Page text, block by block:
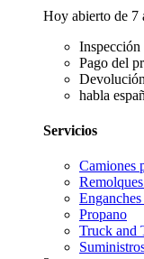
Hoy abierto de 7
Inspección
Pago del
habla
Servicios
Camiones
Propano
Truck and